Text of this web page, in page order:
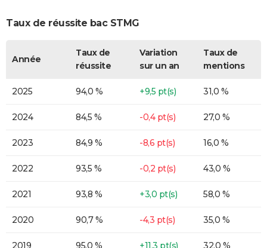
Taux de réussite bac STMG
Année
Taux de
réussite
Variation
sur un an
Taux de
mentions
2025 94,0 % +9,5 pt(s) 31,0 %
2024 84,5 % -0,4 pt(s) 27,0 %
2023 84,9 % -8,6 pt(s) 16,0 %
2022 93,5 % -0,2 pt(s) 43,0 %
2021 93,8 % +3,0 pt(s) 58,0 %
2020 90,7 % -4,3 pt(s) 35,0 %
2019 95,0 % +11,3 pt(s) 32,0 %